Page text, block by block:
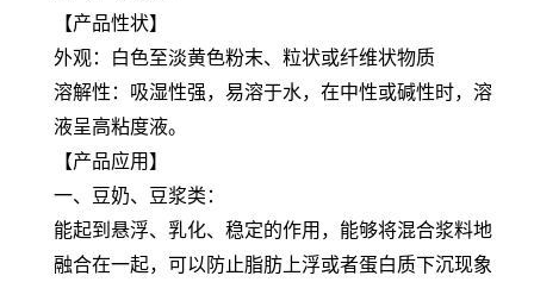
【产品性状】
外观：白色至淡黄色粉末、粒状或纤维状物质
溶解性：吸湿性强，易溶于水，在中性或碱性时，溶
液呈高粘度液。
【产品应用】
一、豆奶、豆浆类：
能起到悬浮、乳化、稳定的作用，能够将混合浆料地
融合在一起，可以防止脂肪上浮或者蛋白质下沉现象